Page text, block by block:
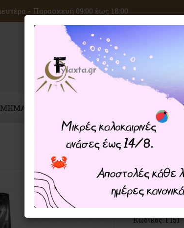
- Παρασκευή 09:00 έως 18:00
Η
Κωδικός: F151